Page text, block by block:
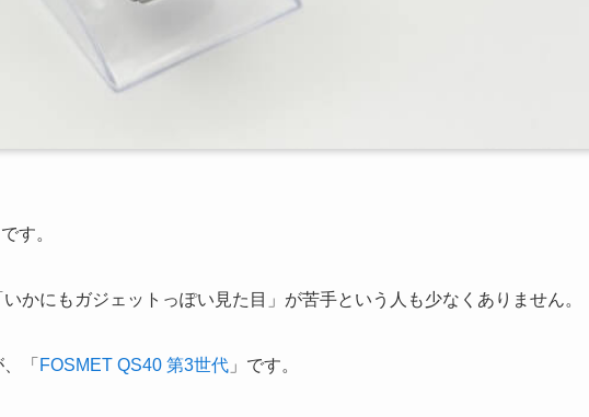
す。
かにもガジェットっぽい見た目」が苦手という人も少なくありません。
「 FOSMET QS40 第3世代 」です。